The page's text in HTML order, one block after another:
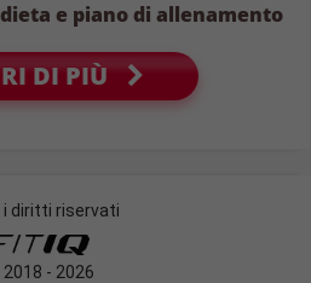
e piano di allenamento
DI PIÙ
diritti riservati
- 2026